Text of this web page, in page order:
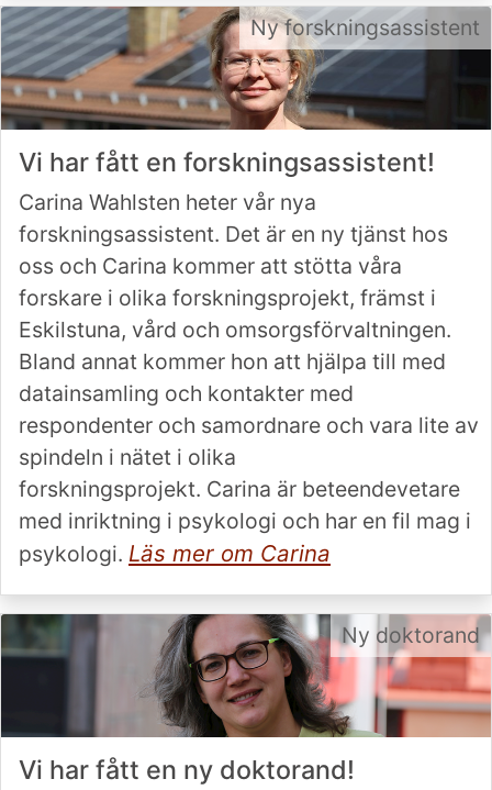
Ny forskningsassistent
Vi har fått en forskningsassistent!
Carina Wahlsten heter vår nya
forskningsassistent. Det är en ny tjänst hos
oss och Carina kommer att stötta våra
forskare i olika forskningsprojekt, främst i
Eskilstuna, vård och omsorgsförvaltningen.
Bland annat kommer hon att hjälpa till med
datainsamling och kontakter med
respondenter och samordnare och vara lite av
spindeln i nätet i olika
forskningsprojekt. Carina är beteendevetare
med inriktning i psykologi och har en fil mag i
psykologi. Läs mer om Carina
Ny doktorand
Vi har fått en ny doktorand!